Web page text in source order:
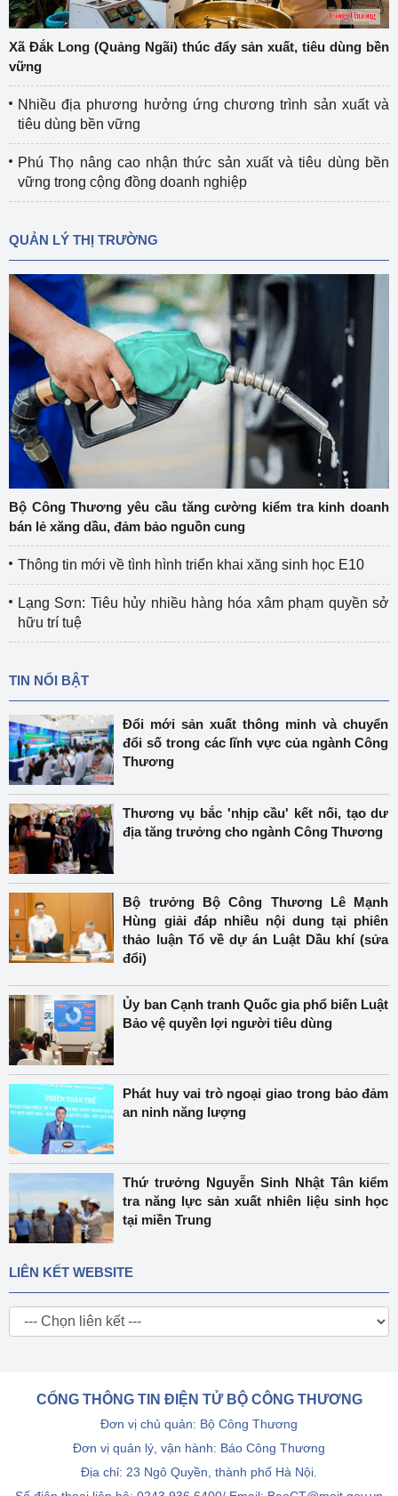
Xã Đắk Long (Quảng Ngãi) thúc đẩy sản xuất, tiêu dùng bền
vững
Nhiều địa phương hưởng ứng chương trình sản xuất và
tiêu dùng bền vững
Phú Thọ nâng cao nhận thức sản xuất và tiêu dùng bền
vững trong cộng đồng doanh nghiệp
QUẢN LÝ THỊ TRƯỜNG
Bộ Công Thương yêu cầu tăng cường kiểm tra kinh doanh
bán lẻ xăng dầu, đảm bảo nguồn cung
Thông tin mới về tình hình triển khai xăng sinh học E10
Lạng Sơn: Tiêu hủy nhiều hàng hóa xâm phạm quyền sở
hữu trí tuệ
TIN NỔI BẬT
Đổi mới sản xuất thông minh và chuyển
đổi số trong các lĩnh vực của ngành Công
Thương
Thương vụ bắc 'nhịp cầu' kết nối, tạo dư
địa tăng trưởng cho ngành Công Thương
Bộ trưởng Bộ Công Thương Lê Mạnh
Hùng giải đáp nhiều nội dung tại phiên
thảo luận Tổ về dự án Luật Dầu khí (sửa
đổi)
Ủy ban Cạnh tranh Quốc gia phổ biến Luật
Bảo vệ quyền lợi người tiêu dùng
Phát huy vai trò ngoại giao trong bảo đảm
an ninh năng lượng
Thứ trưởng Nguyễn Sinh Nhật Tân kiểm
tra năng lực sản xuất nhiên liệu sinh học
tại miền Trung
LIÊN KẾT WEBSITE
CỔNG THÔNG TIN ĐIỆN TỬ BỘ CÔNG THƯƠNG
Đơn vị chủ quản: Bộ Công Thương
Đơn vị quản lý, vận hành: Báo Công Thương
Địa chỉ: 23 Ngô Quyền, thành phố Hà Nội.